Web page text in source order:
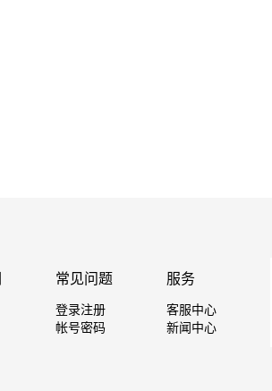
常见问题
登录注册
帐号密码
服务
客服中心
新闻中心